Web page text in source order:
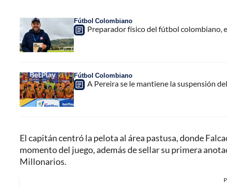
Fútbol Colombiano
Preparador físico del fútbol colombiano,
Fútbol Colombiano
A Pereira se le mantiene la suspensión
El capitán centró la pelota al área pastusa, donde
momento del juego, además de sellar su primera
Millonarios.